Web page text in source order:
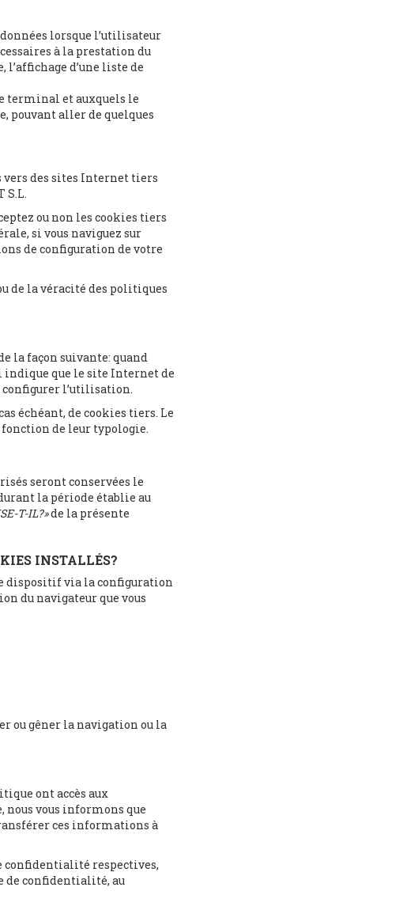
lorsque l’utilisateur
à la prestation du
d’une liste de
terminal et auxquels le
pouvant aller de quelques
vers des sites Internet tiers
S.L.
ou non les cookies tiers
si vous naviguez sur
de configuration de votre
de la véracité des politiques
la façon suivante: quand
indique que le site Internet de
configurer l’utilisation.
échéant, de cookies tiers. Le
fonction de leur typologie.
seront conservées le
la période établie au
T-IL?»de la présente
INSTALLÉS?
dispositif via la configuration
du navigateur que vous
ou gêner la navigation ou la
ont accès aux
nous vous informons que
ces informations à
confidentialité respectives,
de confidentialité, au